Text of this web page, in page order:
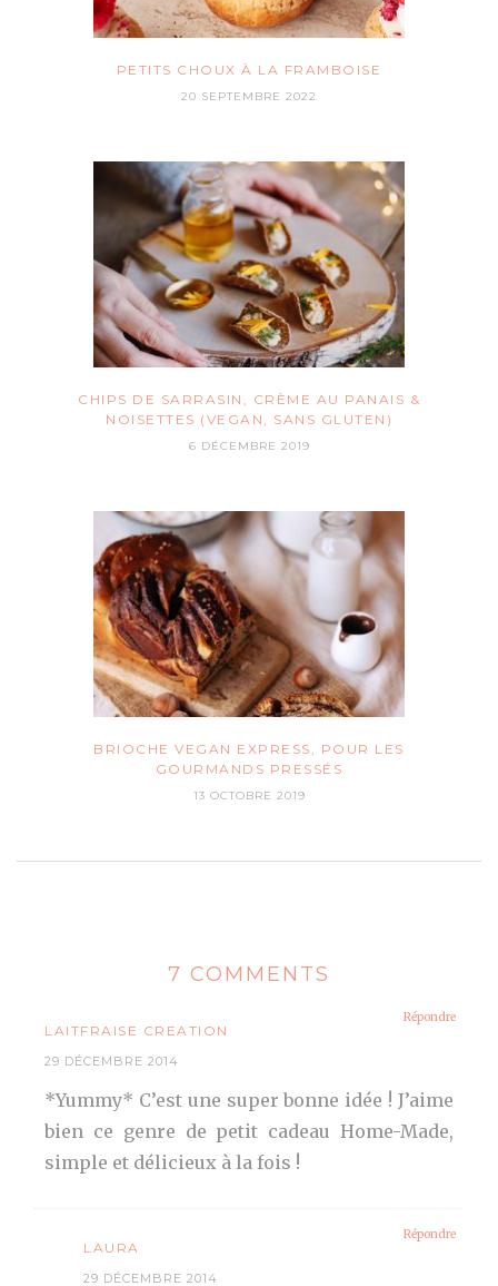
PETITS CHOUX À LA FRAMBOISE
20 SEPTEMBRE 2022
CHIPS DE SARRASIN, CRÈME AU PANAIS &
NOISETTES (VEGAN, SANS GLUTEN)
6 DÉCEMBRE 2019
BRIOCHE VEGAN EXPRESS, POUR LES
GOURMANDS PRESSÉS
13 OCTOBRE 2019
7 COMMENTS
Répondre
LAITFRAISE CREATION
29 DÉCEMBRE 2014
*Yummy* C’est une super bonne idée ! J’aime
bien ce genre de petit cadeau Home-Made,
simple et délicieux à la fois !
Répondre
LAURA
29 DÉCEMBRE 2014